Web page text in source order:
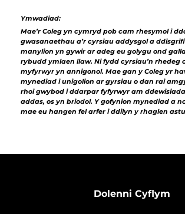
Ymwadiad:
Mae’r Coleg yn cymryd pob cam rhesymol i
gwasanaethau a’r cyrsiau addysgol a
manylion yn gywir ar adeg eu golygu ond
rybudd ymlaen llaw. Ni fydd cyrsiau’n rhedeg
myfyrwyr yn annigonol. Mae gan y Coleg yr
mynediad i unigolion ar gyrsiau o dan rai
rhoi gwybod i ddarpar fyfyrwyr am
addas, os yn briodol. Y gofynion mynediad a
mae eu hangen fel arfer i ddilyn y rhaglen
Dolenni Cyflym